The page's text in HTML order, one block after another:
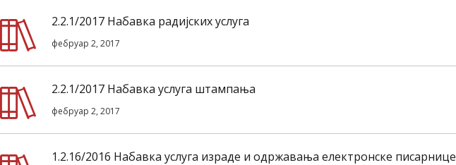
2.2.1/2017 Набавка радијских услуга
фебруар 2, 2017
2.2.1/2017 Набавка услуга штампања
фебруар 2, 2017
1.2.16/2016 Набавка услуга израде и одржавања електронске писарнице